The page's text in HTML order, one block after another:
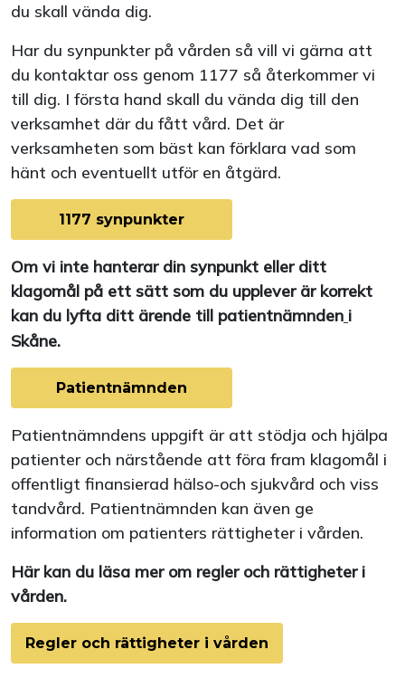
du skall vända dig.
Har du synpunkter på vården så vill vi gärna att
du kontaktar oss genom 1177 så återkommer vi
till dig. I första hand skall du vända dig till den
verksamhet där du fått vård. Det är
verksamheten som bäst kan förklara vad som
hänt och eventuellt utför en åtgärd.
1177 synpunkter
Om vi inte hanterar din synpunkt eller ditt
klagomål på ett sätt som du upplever är korrekt
kan du lyfta ditt ärende till patientnämnden i
Skåne.
Patientnämnden
Patientnämndens uppgift är att stödja och hjälpa
patienter och närstående att föra fram klagomål i
offentligt finansierad hälso-och sjukvård och viss
tandvård. Patientnämnden kan även ge
information om patienters rättigheter i vården.
Här kan du läsa mer om regler och rättigheter i
vården.
Regler och rättigheter i vården